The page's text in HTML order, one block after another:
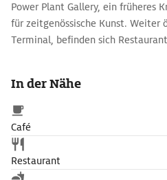
Power Plant Gallery, ein früheres
für zeitgenössische Kunst. Weiter
Terminal, befinden sich
In der Nähe
Café
Restaurant